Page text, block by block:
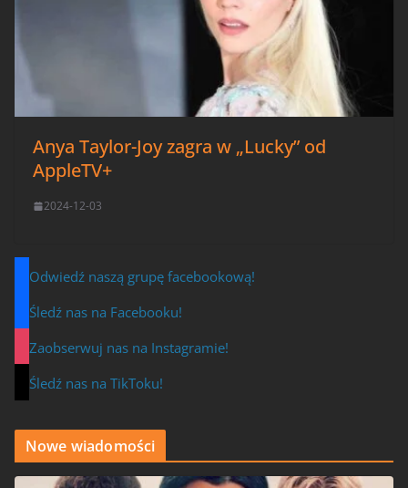
Anya Taylor-Joy zagra w „Lucky” od
AppleTV+
2024-12-03
Odwiedź naszą grupę facebookową!
Śledź nas na Facebooku!
Zaobserwuj nas na Instagramie!
Śledź nas na TikToku!
Nowe wiadomości